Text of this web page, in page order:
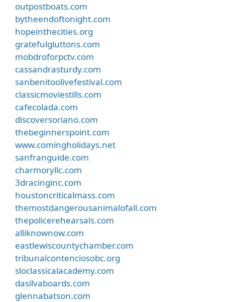
outpostboats.com
bytheendoftonight.com
hopeinthecities.org
gratefulgluttons.com
mobdroforpctv.com
cassandrasturdy.com
sanbenitoolivefestival.com
classicmoviestills.com
cafecolada.com
discoversoriano.com
thebeginnerspoint.com
www.comingholidays.net
sanfranguide.com
charmoryllc.com
3dracinginc.com
houstoncriticalmass.com
themostdangerousanimalofall.com
thepolicerehearsals.com
alliknownow.com
eastlewiscountychamber.com
tribunalcontenciosobc.org
sloclassicalacademy.com
dasilvaboards.com
glennabatson.com